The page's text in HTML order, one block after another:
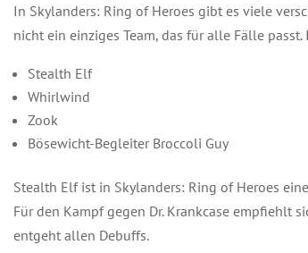
In Skylanders: Ring of Heroes gibt es viele
nicht ein einziges Team, das für alle Fälle
Stealth Elf
Whirlwind
Zook
Bösewicht-Begleiter Broccoli Guy
Stealth Elf ist in Skylanders: Ring of Heroes
Für den Kampf gegen Dr. Krankcase empfiehlt
entgeht allen Debuffs.